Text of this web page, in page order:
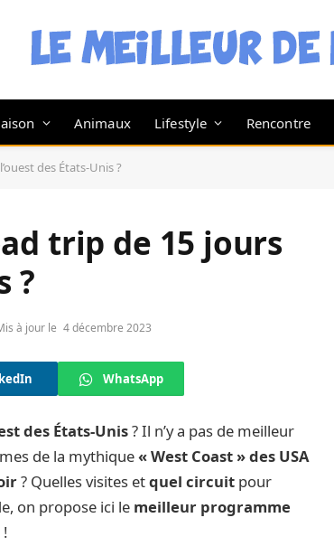
Animaux Lifestyle Rencontre
des États-Unis ?
trip de 15 jours
?
à jour le 4 décembre 2023
WhatsApp
des États-Unis? Il n’y a pas de meilleur
de la mythique« West Coast » des USA
? Quelles visites etquel circuit pour
on propose ici le meilleur programme